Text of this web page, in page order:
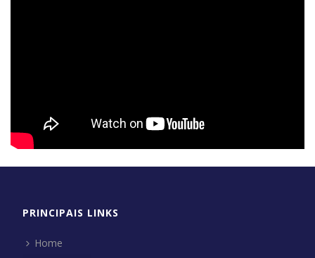
PRINCIPAIS LINKS
Home